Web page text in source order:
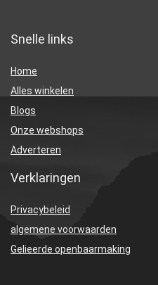
Snelle links
Home
Alles winkelen
Blogs
Onze webshops
Adverteren
Verklaringen
Privacybeleid
algemene voorwaarden
Gelieerde openbaarmaking